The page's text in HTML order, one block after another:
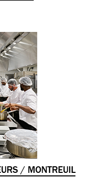
/ MONTREUIL